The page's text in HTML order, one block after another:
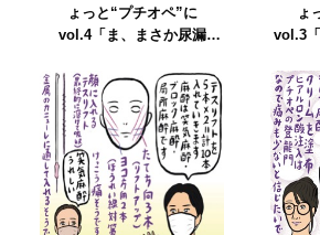
ょっと“プチオペ”に
vol.4「ま、まさか尿漏
で羨望の膣圧高めな女
に！？」
ょ
vol.3
ん